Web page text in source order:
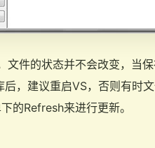
文件的状态并不会改变，当
，建议重启VS，否则有时
的Refresh来进行更新。